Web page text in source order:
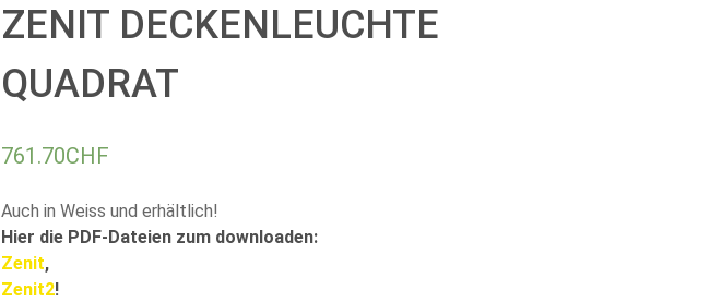
ZENIT DECKENLEUCHTE
QUADRAT
761.70CHF
Auch in Weiss und erhältlich!
Hier die PDF-Dateien zum downloaden:
Zenit,
Zenit2!